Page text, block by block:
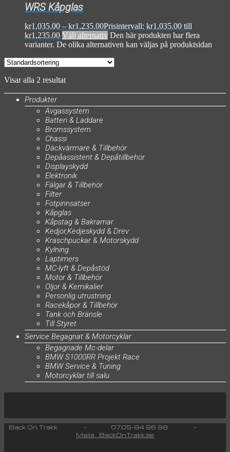
WRS Kåpglas
kr1,035.00 – kr1,235.00Prisintervall: kr1,035.00 till
kr1,235.00 Välj alternativ Den här produkten har flera
varianter. De olika alternativen kan väljas på produktsidan
Visar alla 2 resultat
Produkter
Avgassystem
Batteri & Laddare
Bromssystem
Chassi
Däckvärmare & Tillbehör
Depåassistent & Depåtillbehör
Displayskydd
Elektronik
Fälgar & Tillbehör
Filter
Fotpinnsatser
Kåpglas
Kåpstag & Bakramar
Kedjor,Kedjeskydd & Drev
Kraschpuckar & Motorskydd
Kylning
Laptimers
MC-lyft & Depåstöd
Motor & Tillbehör
Oljor & Kemikalier
Personlig utrustning
Racekåpor & Tillbehör
Tank och Bränsle
Till Styret
Service Begagnat & Motorcyklar
Begagnade Mc-delar
BMW S1000RR Projekt Race
BMW Service & Tuning
Motorcyklar till salu
Back On Trakk - 0705-94 96 98 -
Maila BackOnTrakk.se